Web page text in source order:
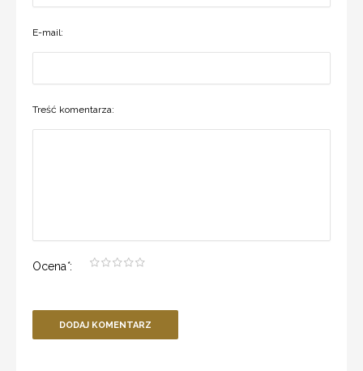
E-mail:
Treść komentarza:
Ocena*:
DODAJ KOMENTARZ